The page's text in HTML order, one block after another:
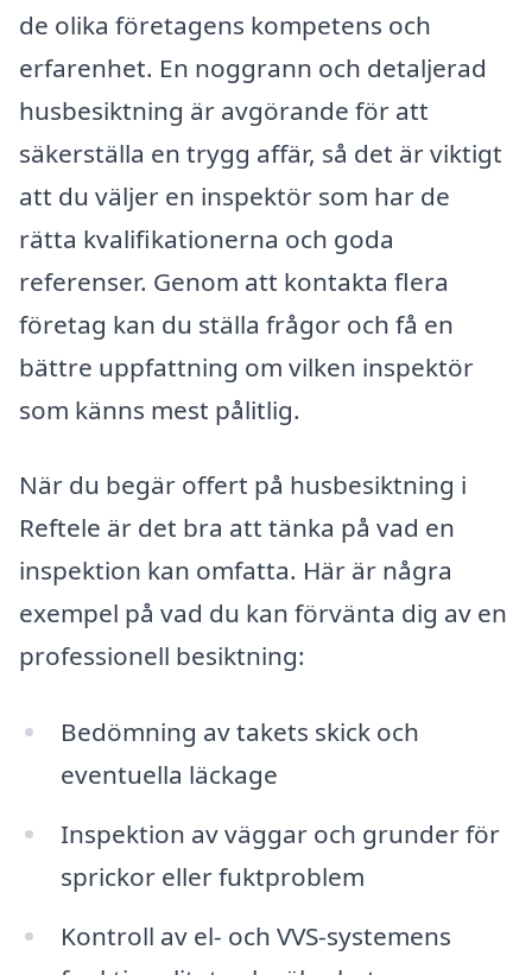
de olika företagens kompetens och
erfarenhet. En noggrann och detaljerad
husbesiktning är avgörande för att
säkerställa en trygg affär, så det är viktigt
att du väljer en inspektör som har de
rätta kvalifikationerna och goda
referenser. Genom att kontakta flera
företag kan du ställa frågor och få en
bättre uppfattning om vilken inspektör
som känns mest pålitlig.
När du begär offert på husbesiktning i
Reftele är det bra att tänka på vad en
inspektion kan omfatta. Här är några
exempel på vad du kan förvänta dig av en
professionell besiktning:
Bedömning av takets skick och
eventuella läckage
Inspektion av väggar och grunder för
sprickor eller fuktproblem
Kontroll av el- och VVS-systemens